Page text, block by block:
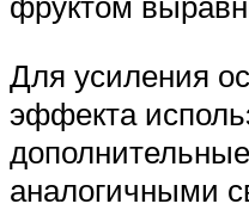
Для усиления
эффекта
аналогичными